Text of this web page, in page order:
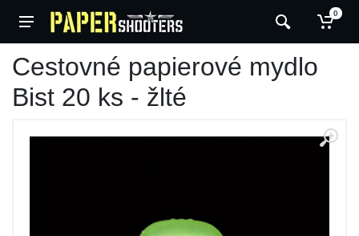
0
Cestovné papierové mydlo
Bist 20 ks - žlté